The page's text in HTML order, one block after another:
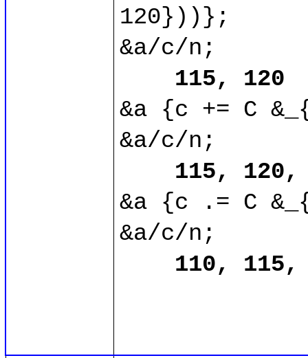
120}))};
&a/c/n;
115, 120
&a {c += C
&a/c/n;
115, 120,
&a {c .= C
&a/c/n;
110, 115,